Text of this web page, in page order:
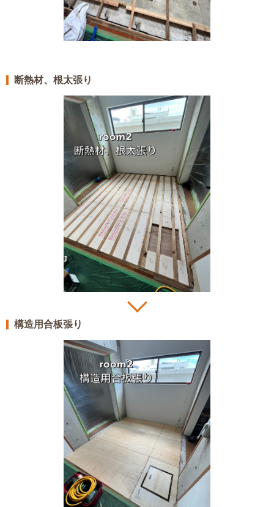
断熱材、根太張り
構造用合板張り